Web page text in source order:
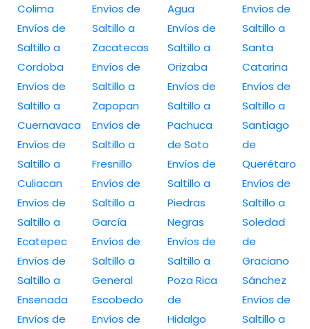
Colima
Envíos de
Saltillo a
Cordoba
Envíos de
Saltillo a
Cuernavaca
Envíos de
Saltillo a
Culiacan
Envíos de
Saltillo a
Ecatepec
Envíos de
Saltillo a
Ensenada
Envíos de
Envíos de
Saltillo a
Zacatecas
Envíos de
Saltillo a
Zapopan
Envíos de
Saltillo a
Fresnillo
Envíos de
Saltillo a
García
Envíos de
Saltillo a
General
Escobedo
Envíos de
Agua
Envíos de
Saltillo a
Orizaba
Envíos de
Saltillo a
Pachuca
de Soto
Envíos de
Saltillo a
Piedras
Negras
Envíos de
Saltillo a
Poza Rica
de
Hidalgo
Envíos de
Saltillo a
Santa
Catarina
Envíos de
Saltillo a
Santiago
de
Querétaro
Envíos de
Saltillo a
Soledad
de
Graciano
Sánchez
Envíos de
Saltillo a